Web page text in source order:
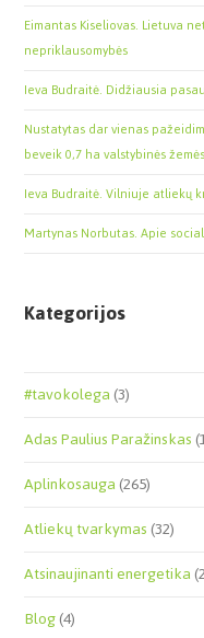
Eimantas Kiseliovas. Lietuva
nepriklausomybės
Ieva Budraitė. Didžiausia
Nustatytas dar vienas
beveik 0,7 ha valstybinės žemės
Ieva Budraitė. Vilniuje atliekų
Martynas Norbutas. Apie
Kategorijos
#tavokolega(3)
Adas Paulius Paražinskas
Aplinkosauga(265)
Atliekų tvarkymas(32)
Atsinaujinanti energetika
Blog(4)